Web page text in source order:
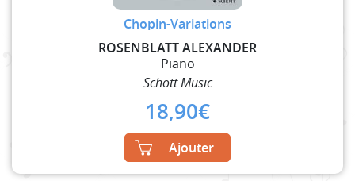
Chopin-Variations
ROSENBLATT ALEXANDER
Piano
Schott Music
18,90€
Ajouter